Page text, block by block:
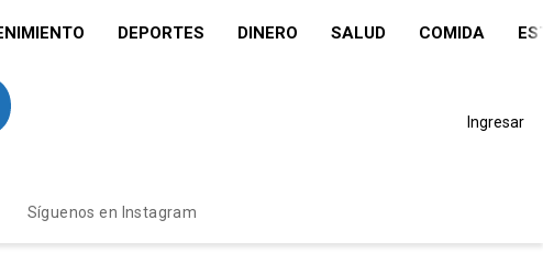
DEPORTES DINERO SALUD COMIDA
Ingresar
Síguenos en Instagram